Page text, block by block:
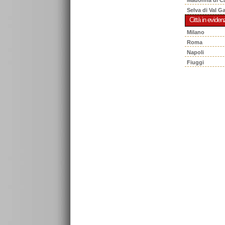
Selva di Val
Città in
Milano
Roma
Napoli
Fiuggi